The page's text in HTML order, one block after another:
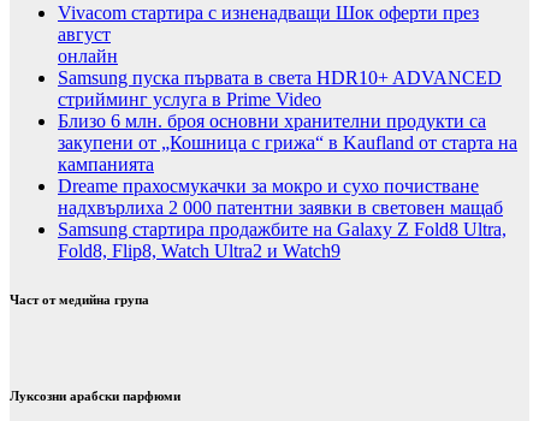
Vivacom стартира с изненадващи Шок оферти през
август
онлайн
Samsung пуска първата в света HDR10+ ADVANCED
стрийминг услуга в Prime Video
Близо 6 млн. броя основни хранителни продукти са
закупени от „Кошница с грижа“ в Kaufland от старта на
кампанията
Dreame прахосмукачки за мокро и сухо почистване
надхвърлиха 2 000 патентни заявки в световен мащаб
Samsung стартира продажбите на Galaxy Z Fold8 Ultra,
Fold8, Flip8, Watch Ultra2 и Watch9
Част от медийна група
Луксозни арабски парфюми